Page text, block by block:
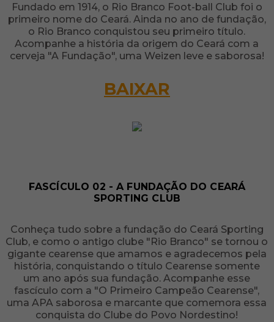
Fundado em 1914, o Rio Branco Foot-ball Club foi o
primeiro nome do Ceará. Ainda no ano de fundação,
o Rio Branco conquistou seu primeiro título.
Acompanhe a história da origem do Ceará com a
cerveja "A Fundação", uma Weizen leve e saborosa!
BAIXAR
FASCÍCULO 02 - A FUNDAÇÃO DO CEARÁ
SPORTING CLUB
Conheça tudo sobre a fundação do Ceará Sporting
Club, e como o antigo clube "Rio Branco" se tornou o
gigante cearense que amamos e agradecemos pela
história, conquistando o título Cearense somente
um ano após sua fundação. Acompanhe esse
fascículo com a "O Primeiro Campeão Cearense",
uma APA saborosa e marcante que comemora essa
conquista do Clube do Povo Nordestino!